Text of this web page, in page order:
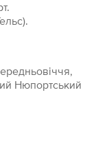
Нюпортський